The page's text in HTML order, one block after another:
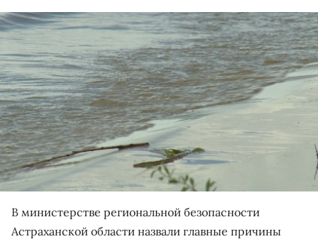
В министерстве региональной безопасности
Астраханской области назвали главные причины